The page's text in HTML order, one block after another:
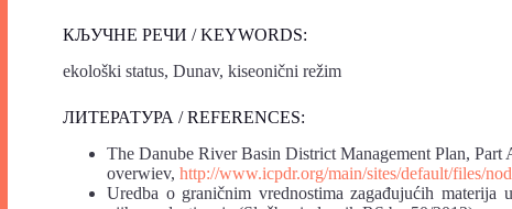
КЉУЧНЕ РЕЧИ / KEYWORDS:
ekološki status, Dunav, kiseonični režim
ЛИТЕРАТУРА / REFERENCES:
The Danube River Basin District Management Plan, Part
overwiev, http://www.icpdr.org/main/sites/default/files/
Uredba o graničnim vrednostima zagađujućih